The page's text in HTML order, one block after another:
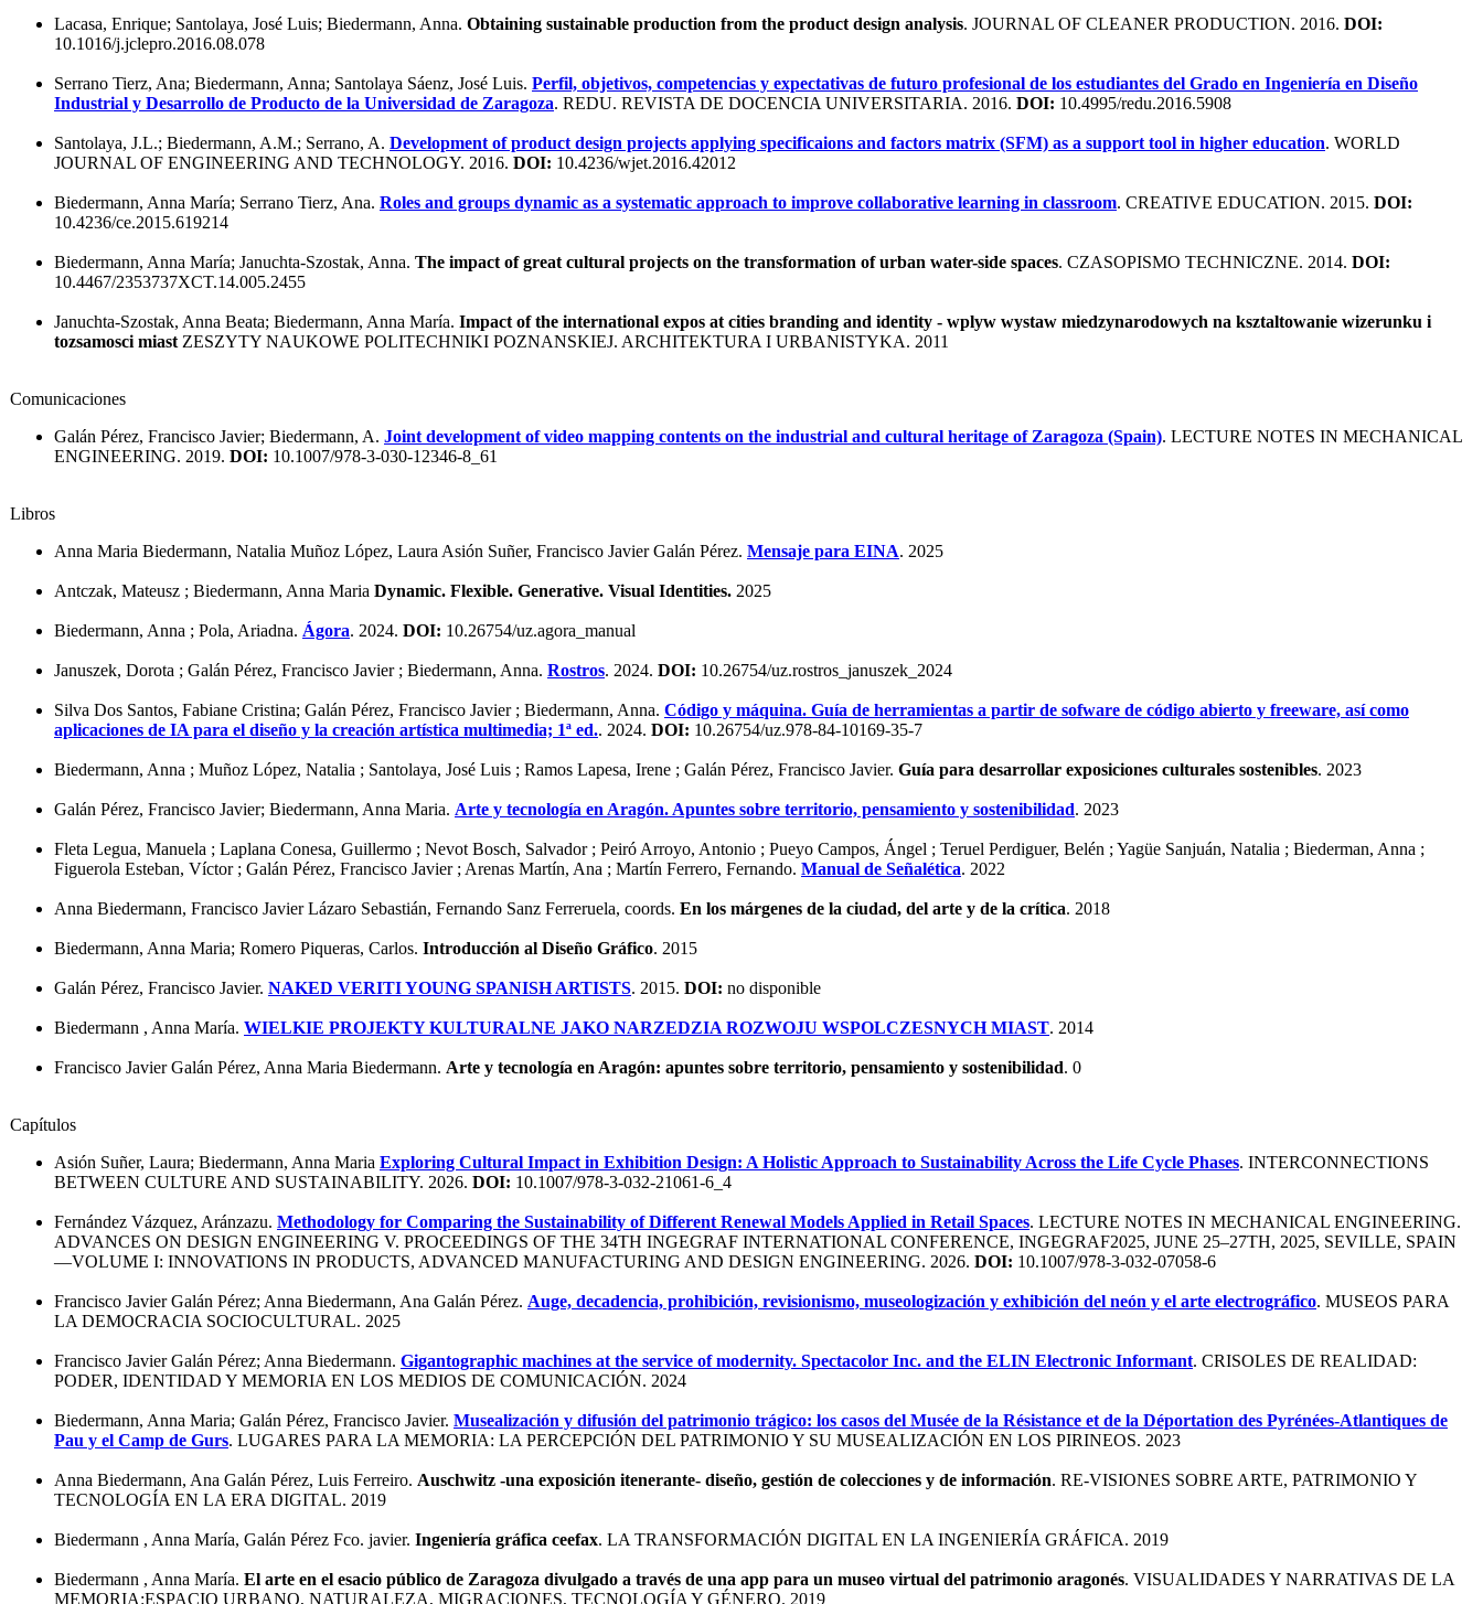
Lacasa, Enrique; Santolaya, José Luis; Biedermann, Anna. Obtaining sustainable production from the product design analysis. JOURNAL OF CLEANER PRODUCTION. 2016. DOI:
10.1016/j.jclepro.2016.08.078
Serrano Tierz, Ana; Biedermann, Anna; Santolaya Sáenz, José Luis. Perfil, objetivos, competencias y expectativas de futuro profesional de los estudiantes del Grado en Ingeniería en Diseño
Industrial y Desarrollo de Producto de la Universidad de Zaragoza. REDU. REVISTA DE DOCENCIA UNIVERSITARIA. 2016. DOI: 10.4995/redu.2016.5908
Santolaya, J.L.; Biedermann, A.M.; Serrano, A. Development of product design projects applying specificaions and factors matrix (SFM) as a support tool in higher education. WORLD
JOURNAL OF ENGINEERING AND TECHNOLOGY. 2016. DOI: 10.4236/wjet.2016.42012
Biedermann, Anna María; Serrano Tierz, Ana. Roles and groups dynamic as a systematic approach to improve collaborative learning in classroom. CREATIVE EDUCATION. 2015. DOI:
10.4236/ce.2015.619214
Biedermann, Anna María; Januchta-Szostak, Anna. The impact of great cultural projects on the transformation of urban water-side spaces. CZASOPISMO TECHNICZNE. 2014. DOI:
10.4467/2353737XCT.14.005.2455
Januchta-Szostak, Anna Beata; Biedermann, Anna María. Impact of the international expos at cities branding and identity - wplyw wystaw miedzynarodowych na ksztaltowanie wizerunku i
tozsamosci miast ZESZYTY NAUKOWE POLITECHNIKI POZNANSKIEJ. ARCHITEKTURA I URBANISTYKA. 2011
Comunicaciones
Galán Pérez, Francisco Javier; Biedermann, A. Joint development of video mapping contents on the industrial and cultural heritage of Zaragoza (Spain). LECTURE NOTES IN MECHANICAL
ENGINEERING. 2019. DOI: 10.1007/978-3-030-12346-8_61
Libros
Anna Maria Biedermann, Natalia Muñoz López, Laura Asión Suñer, Francisco Javier Galán Pérez. Mensaje para EINA. 2025
Antczak, Mateusz ; Biedermann, Anna Maria Dynamic. Flexible. Generative. Visual Identities. 2025
Biedermann, Anna ; Pola, Ariadna. Ágora. 2024. DOI: 10.26754/uz.agora_manual
Januszek, Dorota ; Galán Pérez, Francisco Javier ; Biedermann, Anna. Rostros. 2024. DOI: 10.26754/uz.rostros_januszek_2024
Silva Dos Santos, Fabiane Cristina; Galán Pérez, Francisco Javier ; Biedermann, Anna. Código y máquina. Guía de herramientas a partir de sofware de código abierto y freeware, así como
aplicaciones de IA para el diseño y la creación artística multimedia; 1ª ed.. 2024. DOI: 10.26754/uz.978-84-10169-35-7
Biedermann, Anna ; Muñoz López, Natalia ; Santolaya, José Luis ; Ramos Lapesa, Irene ; Galán Pérez, Francisco Javier. Guía para desarrollar exposiciones culturales sostenibles. 2023
Galán Pérez, Francisco Javier; Biedermann, Anna Maria. Arte y tecnología en Aragón. Apuntes sobre territorio, pensamiento y sostenibilidad. 2023
Fleta Legua, Manuela ; Laplana Conesa, Guillermo ; Nevot Bosch, Salvador ; Peiró Arroyo, Antonio ; Pueyo Campos, Ángel ; Teruel Perdiguer, Belén ; Yagüe Sanjuán, Natalia ; Biederman, Anna ;
Figuerola Esteban, Víctor ; Galán Pérez, Francisco Javier ; Arenas Martín, Ana ; Martín Ferrero, Fernando. Manual de Señalética. 2022
Anna Biedermann, Francisco Javier Lázaro Sebastián, Fernando Sanz Ferreruela, coords. En los márgenes de la ciudad, del arte y de la crítica. 2018
Biedermann, Anna Maria; Romero Piqueras, Carlos. Introducción al Diseño Gráfico. 2015
Galán Pérez, Francisco Javier. NAKED VERITI YOUNG SPANISH ARTISTS. 2015. DOI: no disponible
Biedermann , Anna María. WIELKIE PROJEKTY KULTURALNE JAKO NARZEDZIA ROZWOJU WSPOLCZESNYCH MIAST. 2014
Francisco Javier Galán Pérez, Anna Maria Biedermann. Arte y tecnología en Aragón: apuntes sobre territorio, pensamiento y sostenibilidad. 0
Capítulos
Asión Suñer, Laura; Biedermann, Anna Maria Exploring Cultural Impact in Exhibition Design: A Holistic Approach to Sustainability Across the Life Cycle Phases. INTERCONNECTIONS
BETWEEN CULTURE AND SUSTAINABILITY. 2026. DOI: 10.1007/978-3-032-21061-6_4
Fernández Vázquez, Aránzazu. Methodology for Comparing the Sustainability of Different Renewal Models Applied in Retail Spaces. LECTURE NOTES IN MECHANICAL ENGINEERING.
ADVANCES ON DESIGN ENGINEERING V. PROCEEDINGS OF THE 34TH INGEGRAF INTERNATIONAL CONFERENCE, INGEGRAF2025, JUNE 25–27TH, 2025, SEVILLE, SPAIN
—VOLUME I: INNOVATIONS IN PRODUCTS, ADVANCED MANUFACTURING AND DESIGN ENGINEERING. 2026. DOI: 10.1007/978-3-032-07058-6
Francisco Javier Galán Pérez; Anna Biedermann, Ana Galán Pérez. Auge, decadencia, prohibición, revisionismo, museologización y exhibición del neón y el arte electrográfico. MUSEOS PARA
LA DEMOCRACIA SOCIOCULTURAL. 2025
Francisco Javier Galán Pérez; Anna Biedermann. Gigantographic machines at the service of modernity. Spectacolor Inc. and the ELIN Electronic Informant. CRISOLES DE REALIDAD:
PODER, IDENTIDAD Y MEMORIA EN LOS MEDIOS DE COMUNICACIÓN. 2024
Biedermann, Anna Maria; Galán Pérez, Francisco Javier. Musealización y difusión del patrimonio trágico: los casos del Musée de la Résistance et de la Déportation des Pyrénées-Atlantiques de
Pau y el Camp de Gurs. LUGARES PARA LA MEMORIA: LA PERCEPCIÓN DEL PATRIMONIO Y SU MUSEALIZACIÓN EN LOS PIRINEOS. 2023
Anna Biedermann, Ana Galán Pérez, Luis Ferreiro. Auschwitz -una exposición itenerante- diseño, gestión de colecciones y de información. RE-VISIONES SOBRE ARTE, PATRIMONIO Y
TECNOLOGÍA EN LA ERA DIGITAL. 2019
Biedermann , Anna María, Galán Pérez Fco. javier. Ingeniería gráfica ceefax. LA TRANSFORMACIÓN DIGITAL EN LA INGENIERÍA GRÁFICA. 2019
Biedermann , Anna María. El arte en el esacio público de Zaragoza divulgado a través de una app para un museo virtual del patrimonio aragonés. VISUALIDADES Y NARRATIVAS DE LA
MEMORIA:ESPACIO URBANO, NATURALEZA, MIGRACIONES, TECNOLOGÍA Y GÉNERO. 2019